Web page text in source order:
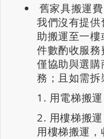
舊家具搬運費
我們沒有提
助搬運至一
件數酌收服務
僅協助與選
務；且如需拆
用電梯搬運
用樓梯搬
用樓梯搬運，